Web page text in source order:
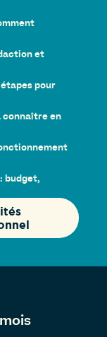
et
pour
connaître en
budget,